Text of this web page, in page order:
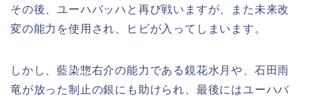
その後、ユーハバッハと再び戦いますが、また未来改
変の能力を使用され、ヒビが入ってしまいます。
しかし、藍染惣右介の能力である鏡花水月や、石田雨
竜が放った制止の銀にも助けられ、最後にはユーハバ